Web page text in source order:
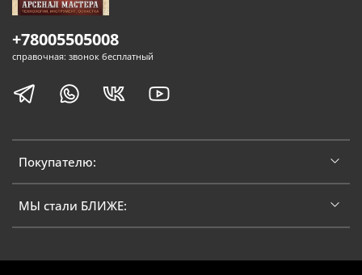
Покупателю:
МЫ стали БЛИЖЕ:
+78005505008
справочная: звонок бесплатный